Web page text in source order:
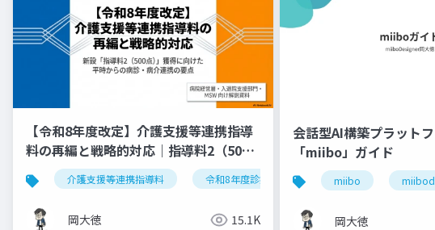
【令和8年度改定】介護支援等連携指導
料の再編と戦略的対応｜指導料2（500
点）の要件整理
介護支援等連携指導料 令和8年度診療報酬改定 入退院支援
岡大徳 15.1K
会話型AI構築プラット
「miibo」ガイド
miibo
岡大徳